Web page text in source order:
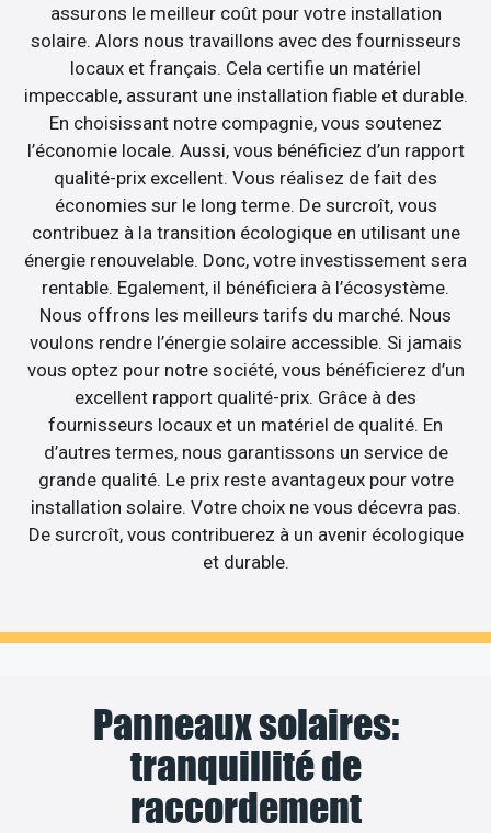
assurons le meilleur coût pour votre installation
solaire. Alors nous travaillons avec des fournisseurs
locaux et français. Cela certifie un matériel
impeccable, assurant une installation fiable et durable.
En choisissant notre compagnie, vous soutenez
l’économie locale. Aussi, vous bénéficiez d’un rapport
qualité-prix excellent. Vous réalisez de fait des
économies sur le long terme. De surcroît, vous
contribuez à la transition écologique en utilisant une
énergie renouvelable. Donc, votre investissement sera
rentable. Egalement, il bénéficiera à l’écosystème.
Nous offrons les meilleurs tarifs du marché. Nous
voulons rendre l’énergie solaire accessible. Si jamais
vous optez pour notre société, vous bénéficierez d’un
excellent rapport qualité-prix. Grâce à des
fournisseurs locaux et un matériel de qualité. En
d’autres termes, nous garantissons un service de
grande qualité. Le prix reste avantageux pour votre
installation solaire. Votre choix ne vous décevra pas.
De surcroît, vous contribuerez à un avenir écologique
et durable.
Panneaux solaires:
tranquillité de
raccordement